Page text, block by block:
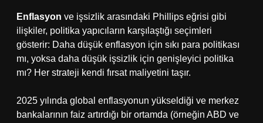
Enflasyon ve işsizlik arasındaki Phillips eğrisi gibi
ilişkiler, politika yapıcıların karşılaştığı seçimleri
gösterir: Daha düşük enflasyon için sıkı para politikası
mı, yoksa daha düşük işsizlik için genişleyici politika
mı? Her strateji kendi fırsat maliyetini taşır.
2025 yılında global enflasyonun yükseldiği ve merkez
bankalarının faiz artırdığı bir ortamda (örneğin ABD ve